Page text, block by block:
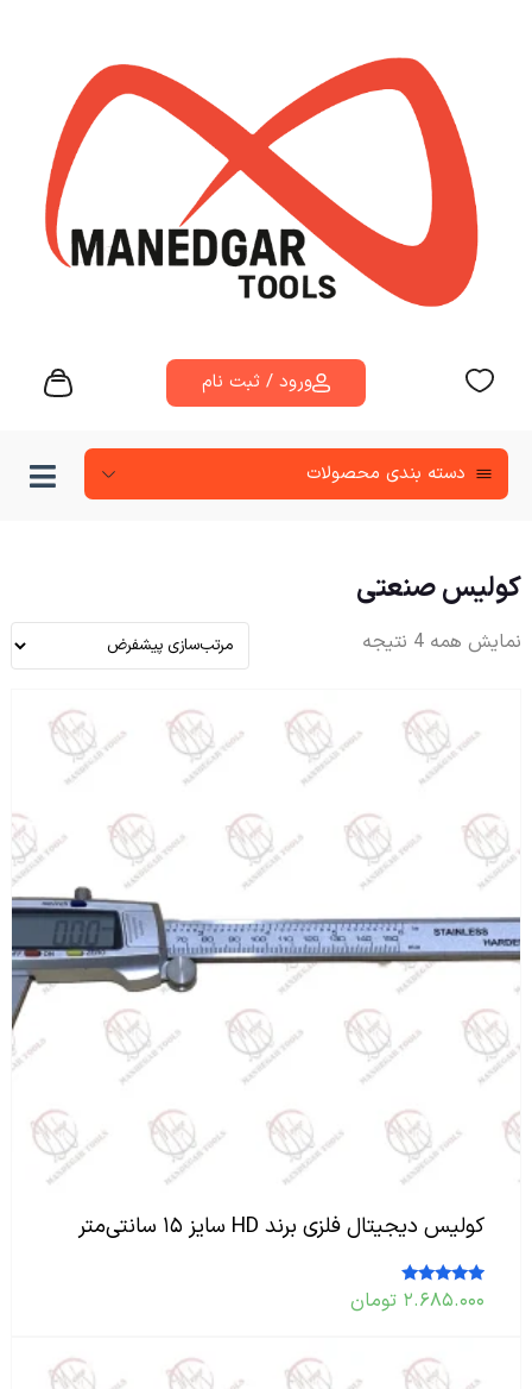
ورود / ثبت نام
دسته‌ بندی محصولات
کولیس صنعتی
نمایش همه 4 نتیجه
کولیس دیجیتال فلزی برند HD سایز ۱۵ سانتی‌متر
امتیاز
۲.۶۸۵.۰۰۰ تومان